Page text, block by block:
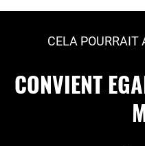
CELA POURRAIT
CONVIENT